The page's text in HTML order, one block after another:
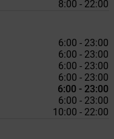
8:00 - 22:00
6:00 - 23:00
6:00 - 23:00
6:00 - 23:00
6:00 - 23:00
6:00 - 23:00
6:00 - 23:00
10:00 - 22:00